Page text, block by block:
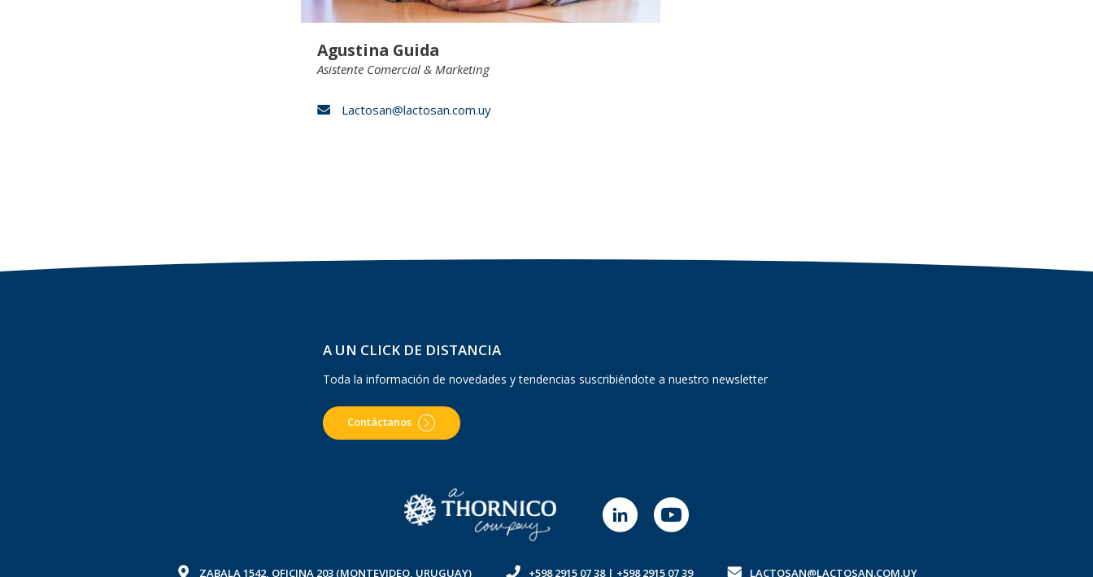
Agustina Guida
Asistente Comercial & Marketing
Lactosan@lactosan.com.uy
A UN CLICK DE DISTANCIA
Toda la información de novedades y tendencias suscribiéndote a nuestro newsletter
Contáctanos
ZABALA 1542, OFICINA 203 (MONTEVIDEO, URUGUAY) +598 2915 07 38| +598 2915 07 39 LACTOSAN@LACTOSAN.COM.UY